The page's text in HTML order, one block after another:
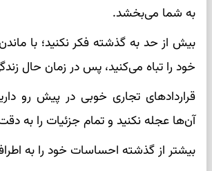
به شما می‌بخشد.
بیش از حد به گذشته فکر نکنید؛ با
خود را تباه می‌کنید، پس در زمان حال
قراردادهای تجاری خوبی در پیش رو
آن‌ها عجله نکنید و تمام جزئیات را به
بیشتر از گذشته احساسات خود را به